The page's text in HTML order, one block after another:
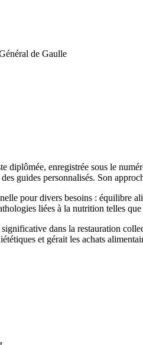
de Gaulle
diplômée, enregistrée sous le
guides personnalisés. Son
pour divers besoins : équilibre
liées à la nutrition telles
dans la restauration
et gérait les achats